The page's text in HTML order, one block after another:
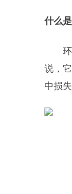
什么
说，
中损